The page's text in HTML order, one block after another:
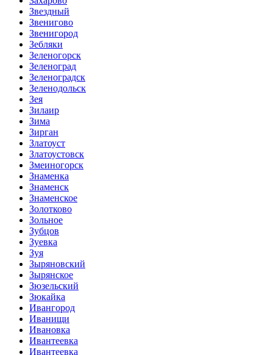
Звездный
Звенигово
Звенигород
Зебляки
Зеленогорск
Зеленоград
Зеленоградск
Зеленодольск
Зея
Зилаир
Зима
Зирган
Златоуст
Златоустовск
Змеиногорск
Знаменка
Знаменск
Знаменское
Золотково
Зольное
Зубцов
Зуевка
Зуя
Зыряновский
Зырянское
Зюзельский
Зюкайка
Ивангород
Иванищи
Ивановка
Ивантеевка
Ивантеевка